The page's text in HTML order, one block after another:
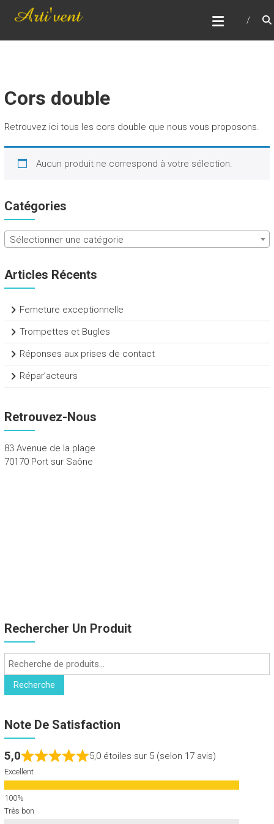
ARTI'VENT
d'instruments à vent
Cors double
Retrouvez ici tous les cors double que nous vous proposons.
Aucun produit ne correspond à votre sélection.
Catégories
Sélectionner une catégorie
Articles Récents
Femeture exceptionnelle
Trompettes et Bugles
Réponses aux prises de contact
Répar’acteurs
Retrouvez-Nous
83 Avenue de la plage
70170 Port sur Saône
Rechercher Un Produit
Recherche
pour :
Recherche
Note De Satisfaction
5,0 5,0 étoiles sur 5 (selon 17 avis)
Excellent
Très bon